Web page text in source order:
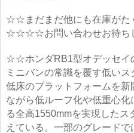
☆☆まだまだ他にも在庫が
☆☆☆☆お問い合わせお待
☆☆ホンダRB1型オデッセ
ミニバンの常識を覆す低いス
低床のプラットフォームを
ながら低ルーフ化や低重心
る全高1550mmを実現した
えている。一部のグレード